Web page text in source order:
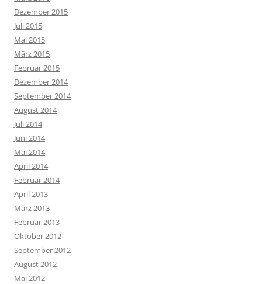
Dezember 2015
Juli 2015
Mai 2015
März 2015
Februar 2015
Dezember 2014
September 2014
August 2014
Juli 2014
Juni 2014
Mai 2014
April 2014
Februar 2014
April 2013
März 2013
Februar 2013
Oktober 2012
September 2012
August 2012
Mai 2012